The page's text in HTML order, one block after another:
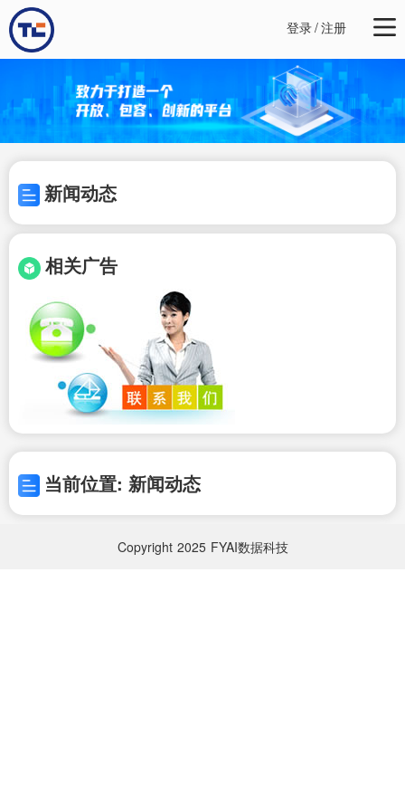
登录/注册
新闻动态
相关广告
当前位置: 新闻动态
Copyright 2025 FYAI数据科技